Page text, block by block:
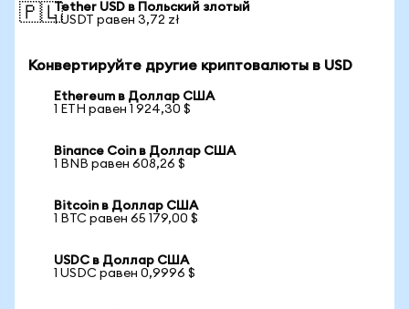
🇵🇱Tether USD в Польский злотый
1 USDT равен 3,72 zł
Конвертируйте другие криптовалюты в USD
Ethereum в Доллар США
1 ETH равен 1 924,30 $
Binance Coin в Доллар США
1 BNB равен 608,26 $
Bitcoin в Доллар США
1 BTC равен 65 179,00 $
USDC в Доллар США
1 USDC равен 0,9996 $